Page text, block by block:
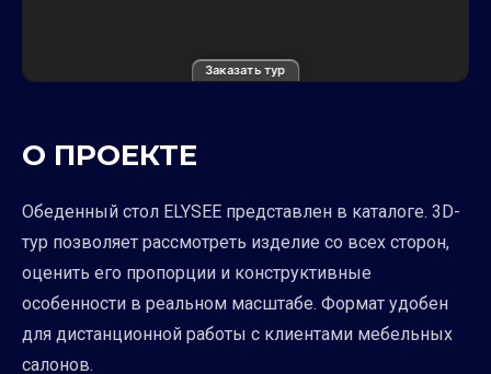
Заказать тур
О ПРОЕКТЕ
Обеденный стол ELYSEE представлен в каталоге. 3D-
тур позволяет рассмотреть изделие со всех сторон,
оценить его пропорции и конструктивные
особенности в реальном масштабе. Формат удобен
для дистанционной работы с клиентами мебельных
салонов.